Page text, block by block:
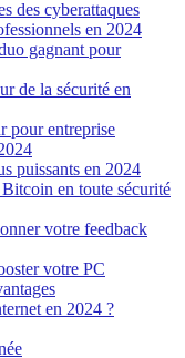
des cyberattaques
en 2024
gagnant pour
de la sécurité en
pour entreprise
puissants en 2024
en toute sécurité
votre feedback
votre PC
en 2024 ?